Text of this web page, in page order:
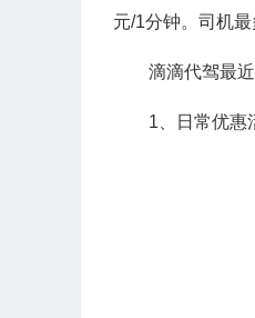
元/1分钟。司机最
滴滴代驾最
1、日常优惠